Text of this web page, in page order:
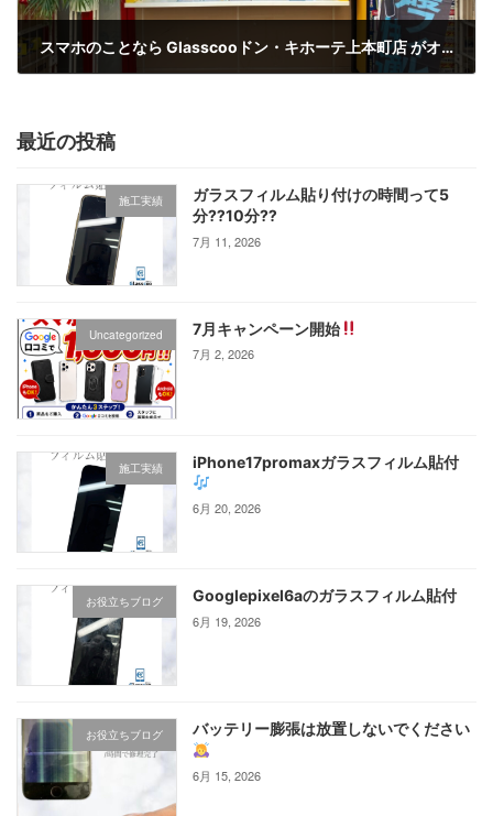
スマホのことなら Glasscooドン・キホーテ上本町店 がオススメ！
最近の投稿
施工実績
ガラスフィルム貼り付けの時間って5
分⁇10分⁇
7月 11, 2026
Uncategorized 7月キャンペーン開始
7月 2, 2026
施工実績 iPhone17promaxガラスフィルム貼付
6月 20, 2026
お役立ちブログ Googlepixel6aのガラスフィルム貼付
6月 19, 2026
お役立ちブログ バッテリー膨張は放置しないでください
6月 15, 2026